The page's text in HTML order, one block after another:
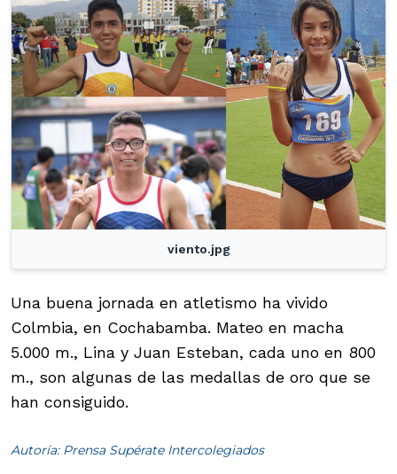
viento.jpg
Una buena jornada en atletismo ha vivido
Colmbia, en Cochabamba. Mateo en macha
5.000 m., Lina y Juan Esteban, cada uno en 800
m., son algunas de las medallas de oro que se
han consiguido.
Autoría: Prensa Supérate Intercolegiados